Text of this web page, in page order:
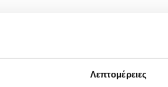
Λεπτομέρειες